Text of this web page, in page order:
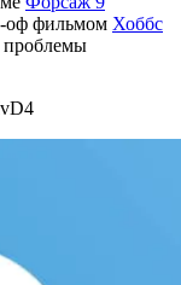
оф фильмом Хоббс
проблемы